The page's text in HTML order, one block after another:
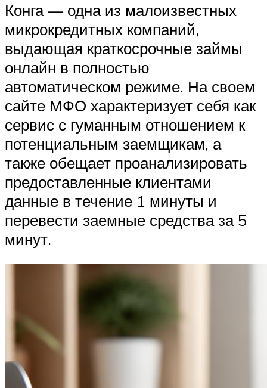
Конга — одна из малоизвестных
микрокредитных компаний,
выдающая краткосрочные займы
онлайн в полностью
автоматическом режиме. На своем
сайте МФО характеризует себя как
сервис с гуманным отношением к
потенциальным заемщикам, а
также обещает проанализировать
предоставленные клиентами
данные в течение 1 минуты и
перевести заемные средства за 5
минут.